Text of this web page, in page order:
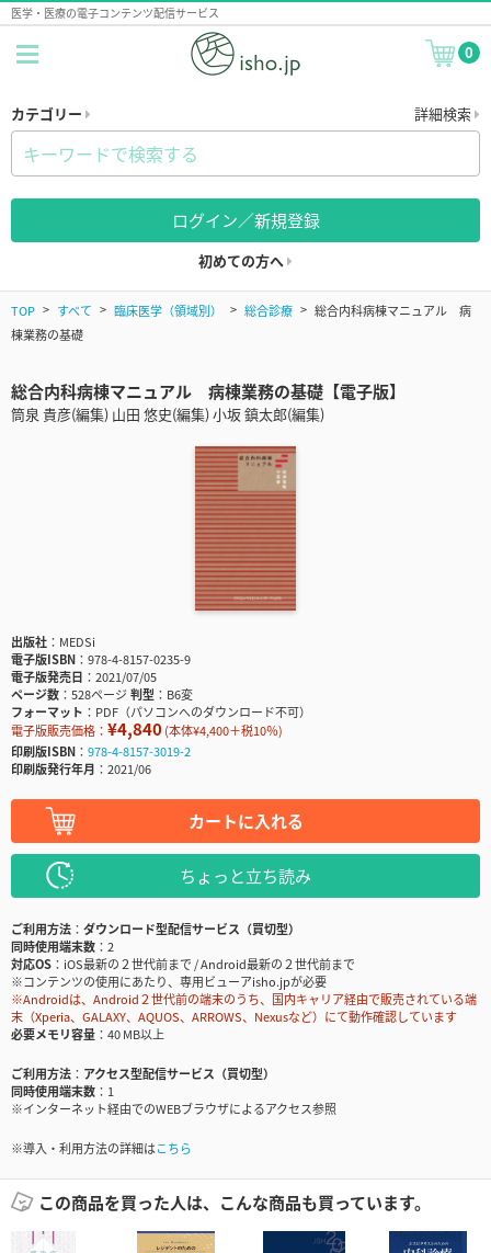
医学・医療の電子コンテンツ配信サービス
0
カテゴリー 詳細検索
ログイン／新規登録
初めての方へ
TOP すべて 臨床医学（領域別） 総合診療
総合内科病棟マニュアル 病
棟業務の基礎
総合内科病棟マニュアル 病棟業務の基礎【電子版】
筒泉 貴彦(編集) 山田 悠史(編集) 小坂 鎮太郎(編集)
出版社
MEDSi
電子版ISBN
978-4-8157-0235-9
電子版発売日
2021/07/05
ページ数
528ページ判型
B6変
フォーマット
PDF（パソコンへのダウンロード不可）
電子版販売価格： ¥4,840(本体¥4,400＋税10％)
印刷版ISBN
978-4-8157-3019-2
印刷版発行年月
2021/06
カートに入れる
ちょっと立ち読み
ご利用方法
ダウンロード型配信サービス（買切型）
同時使用端末数
2
対応OS
iOS最新の２世代前まで / Android最新の２世代前まで
※コンテンツの使用にあたり、専用ビューアisho.jpが必要
※Androidは、Android２世代前の端末のうち、国内キャリア経由で販売されている端
末（Xperia、GALAXY、AQUOS、ARROWS、Nexusなど）にて動作確認しています
必要メモリ容量
40 MB以上
ご利用方法
アクセス型配信サービス（買切型）
同時使用端末数
1
※インターネット経由でのWEBブラウザによるアクセス参照
※導入・利用方法の詳細はこちら
この商品を買った人は、こんな商品も買っています。